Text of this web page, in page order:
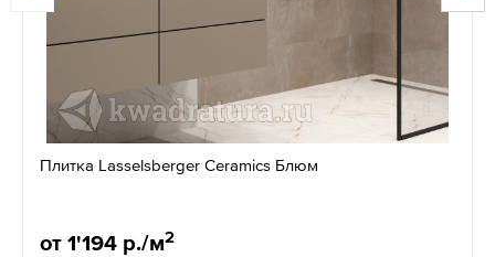
Плитка Lasselsberger Ceramics Блюм
от 1'194 р./м2